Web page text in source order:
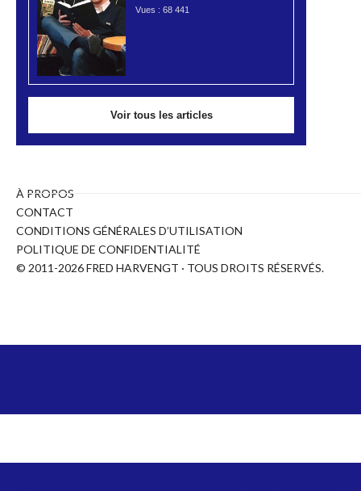
Vues : 68 441
Voir tous les articles
À PROPOS
CONTACT
CONDITIONS GÉNÉRALES D’UTILISATION
POLITIQUE DE CONFIDENTIALITÉ
© 2011-2026 FRED HARVENGT · TOUS DROITS RÉSERVÉS.